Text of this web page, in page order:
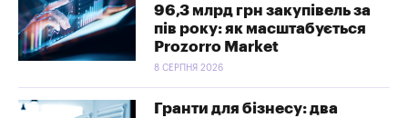
96,3 млрд грн закупівель за
пів року: як масштабується
Prozorro Market
8 СЕРПНЯ 2026
Гранти для бізнесу: два